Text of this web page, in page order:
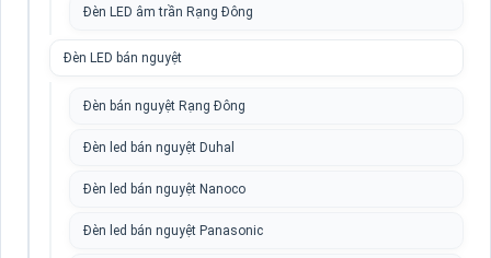
Đèn LED âm trần Rạng Đông
Đèn LED bán nguyệt
Đèn bán nguyệt Rạng Đông
Đèn led bán nguyệt Duhal
Đèn led bán nguyệt Nanoco
Đèn led bán nguyệt Panasonic